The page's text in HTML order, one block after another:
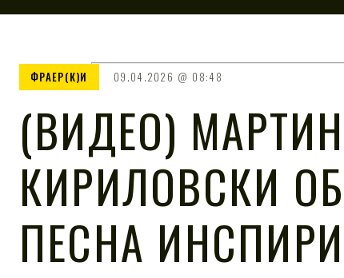
ФРАЕР(К)И 09.04.2026 08:48
(ВИДЕО)
КИРИЛОВСКИ
ПЕСНА